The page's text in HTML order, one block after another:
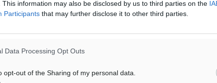
This information may also be disclosed by us to third parties on the
Participants that may further disclose it to other third parties.
Data Processing Opt Outs
opt-out of the Sharing of my personal data.
κατά την αγορά
για τα εξαθέσια Ι.Χ.